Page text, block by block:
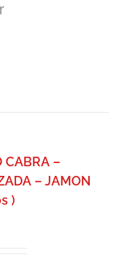
CABRA –
– JAMON
)